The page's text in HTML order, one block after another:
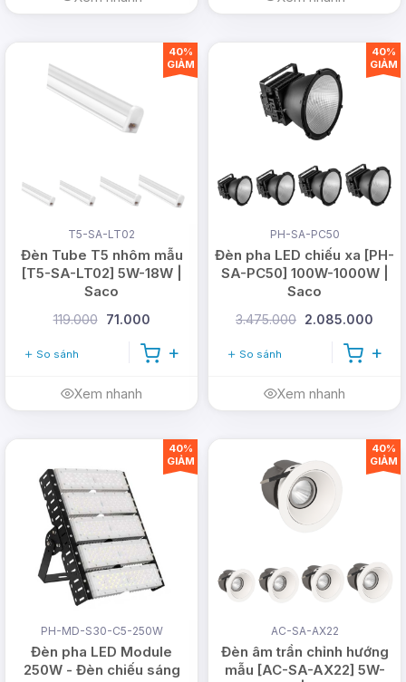
T5-SA-LT02
Đèn Tube T5 nhôm mẫu
[T5-SA-LT02] 5W-18W |
Saco
119.000 71.000
So sánh
Xem nhanh
40%
GIẢM
PH-SA-PC50
Đèn pha LED chiếu xa [PH-
SA-PC50] 100W-1000W |
Saco
3.475.000 2.085.000
So sánh
Xem nhanh
40%
GIẢM
PH-MD-S30-C5-250W
Đèn pha LED Module
250W - Đèn chiếu sáng
40%
GIẢM
AC-SA-AX22
Đèn âm trần chỉnh hướng
mẫu [AC-SA-AX22] 5W-
40%
GIẢM